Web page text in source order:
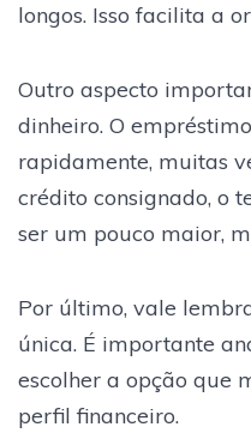
longos. Isso facilita a
Outro aspecto
dinheiro. O
rapidamente, muitas
crédito consignado, o
ser um pouco maior,
Por último, vale
única. É importante
escolher a opção que
perfil financeiro.